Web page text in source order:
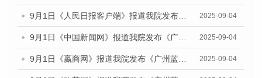
9月1日《人民日报客户端》报道我院发布《广州蓝皮书：广州文化产业发展报告（2025）》的媒体文章 2025-09-04
9月1日《中国新闻网》报道我院发布《广州蓝皮书：广州文化产业发展报告（2025）》的媒体文章 2025-09-04
9月1日《嬴商网》报道我院发布《广州蓝皮书：广州文化产业发展报告（2025）》的媒体文章 2025-09-04